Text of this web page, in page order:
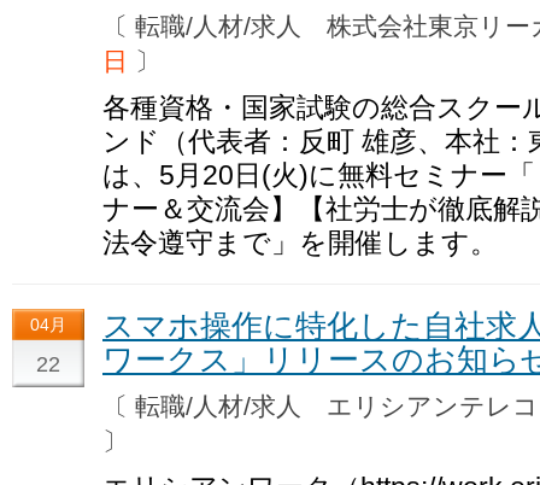
〔 転職/人材/求人 株式会社東京リ
日
〕
各種資格・国家試験の総合スクー
ンド（代表者：反町 雄彦、本社
は、5月20日(火)に無料セミナー
ナー＆交流会】【社労士が徹底解
法令遵守まで」を開催します。
04月
22
スマホ操作に特化した自社求
ワークス」リリースのお知ら
〔 転職/人材/求人 エリシアンテレ
〕